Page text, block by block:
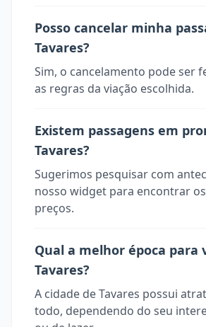
Posso cancelar minha
Tavares?
Sim, o cancelamento pode ser
as regras da viação escolhida.
Existem passagens em
Tavares?
Sugerimos pesquisar com
nosso widget para encontrar
preços.
Qual a melhor época para
Tavares?
A cidade de Tavares possui
todo, dependendo do seu